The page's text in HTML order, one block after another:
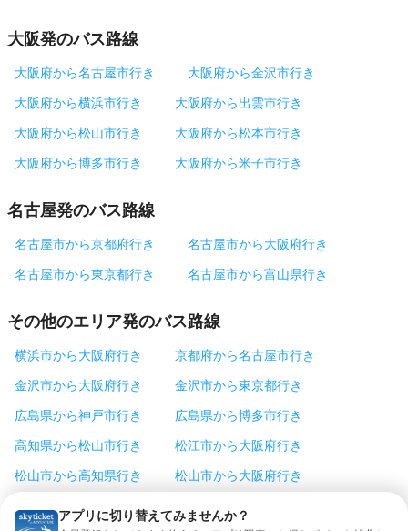
アプリに切り替えてみませんか？
大阪発のバス路線
大阪府から名古屋市行き
大阪府から金沢市行き
大阪府から横浜市行き
大阪府から出雲市行き
大阪府から松山市行き
大阪府から松本市行き
大阪府から博多市行き
大阪府から米子市行き
名古屋発のバス路線
名古屋市から京都府行き
名古屋市から大阪府行き
名古屋市から東京都行き
名古屋市から富山県行き
その他のエリア発のバス路線
横浜市から大阪府行き
京都府から名古屋市行き
金沢市から大阪府行き
金沢市から東京都行き
広島県から神戸市行き
広島県から博多市行き
高知県から松山市行き
松江市から大阪府行き
松山市から高知県行き
松山市から大阪府行き
松本市から東京都行き